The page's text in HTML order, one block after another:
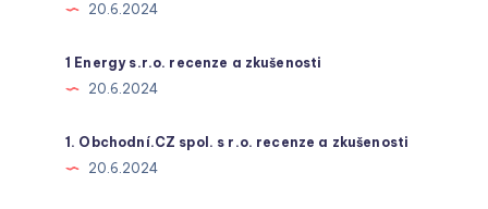
20.6.2024
1 Energy s.r.o. recenze a zkušenosti
20.6.2024
1. Obchodní.CZ spol. s r.o. recenze a zkušenosti
20.6.2024